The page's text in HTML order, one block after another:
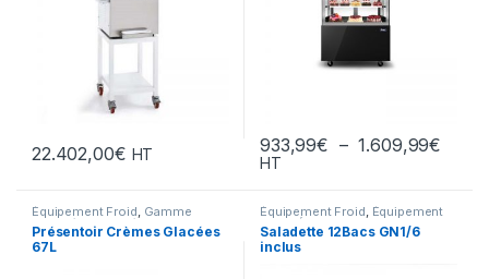
22.402,00€ HT 933,99€ – 1.609,99€
HT
Ce produit a plusieurs
Équipement Froid Gamme
Intermédiaire Préparation
Snack/Pizza/Sucrée,Sucrée
Présentoir Crèmes Glacées
67L
Équipement Froid Équipement
Froid Équipement Froid ,FROID
Gamme Acces,Meubles de
Préparation/Saladettes
Saladette 12Bacs GN1/6
inclus